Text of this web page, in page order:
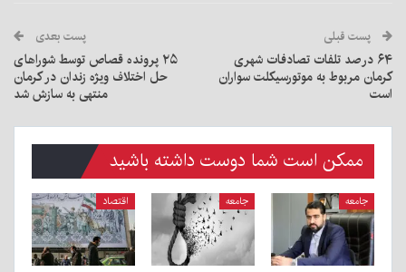
پست قبلی
۶۴ درصد تلفات تصادفات شهری
کرمان مربوط به موتورسیکلت‌ سواران
است
پست بعدی
۲۵ پرونده قصاص توسط شوراهای
حل اختلاف ویژه زندان در کرمان
منتهی به سازش شد
ممکن است شما دوست داشته باشید
جامعه جامعه اقتصاد